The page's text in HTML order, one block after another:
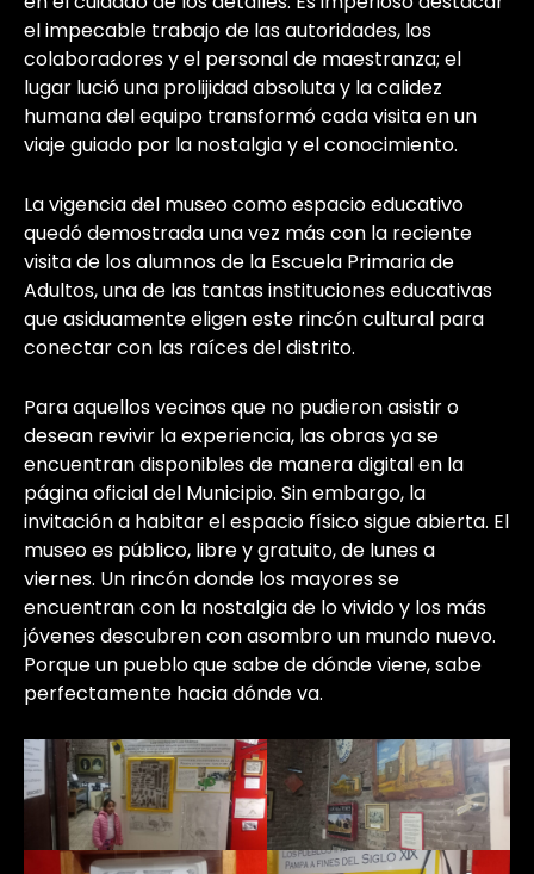
el impecable trabajo de las autoridades, los
colaboradores y el personal de maestranza; el
lugar lució una prolijidad absoluta y la calidez
humana del equipo transformó cada visita en un
viaje guiado por la nostalgia y el conocimiento.
La vigencia del museo como espacio educativo
quedó demostrada una vez más con la reciente
visita de los alumnos de la Escuela Primaria de
Adultos, una de las tantas instituciones educativas
que asiduamente eligen este rincón cultural para
conectar con las raíces del distrito.
Para aquellos vecinos que no pudieron asistir o
desean revivir la experiencia, las obras ya se
encuentran disponibles de manera digital en la
página oficial del Municipio. Sin embargo, la
invitación a habitar el espacio físico sigue abierta. El
museo es público, libre y gratuito, de lunes a
viernes. Un rincón donde los mayores se
encuentran con la nostalgia de lo vivido y los más
jóvenes descubren con asombro un mundo nuevo.
Porque un pueblo que sabe de dónde viene, sabe
perfectamente hacia dónde va.